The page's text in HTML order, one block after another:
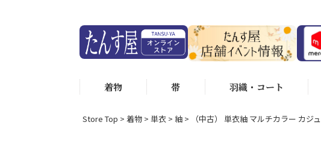
着物 帯 羽織・コート
Store Top 着物 単衣 紬 （中古） 単衣紬 マルチカラー カ